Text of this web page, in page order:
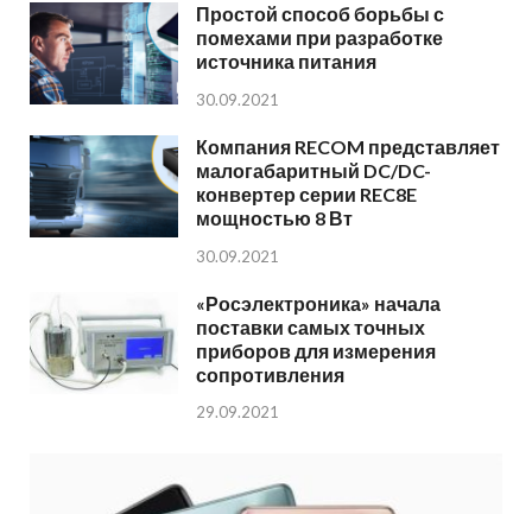
Простой способ борьбы с
помехами при разработке
источника питания
30.09.2021
Компания RECOM представляет
малогабаритный DC/DC-
конвертер серии REC8E
мощностью 8 Вт
30.09.2021
«Росэлектроника» начала
поставки самых точных
приборов для измерения
сопротивления
29.09.2021